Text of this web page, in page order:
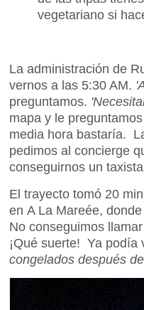
vegetariano si
La administración de
vernos a las 5:30 AM.
preguntamos.
mapa y le
media hora bastaría.
pedimos al concierge
conseguirnos un
El trayecto tomó 20
en A La Mareée,
No conseguimos
¡Qué suerte! Ya podía
congelados después